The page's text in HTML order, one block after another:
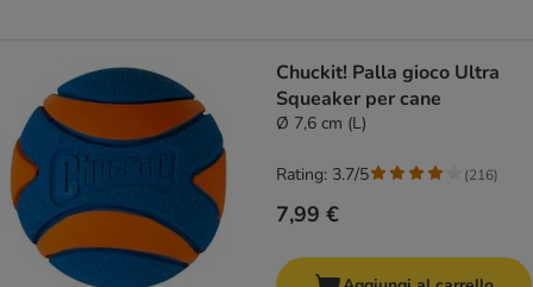
Chuckit! Palla gioco Ultra
Squeaker per cane
Ø 7,6 cm (L)
7,99 €
Rating: 3.7/5 (216)